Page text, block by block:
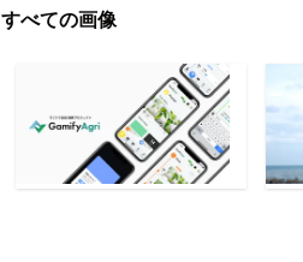
すべての画像